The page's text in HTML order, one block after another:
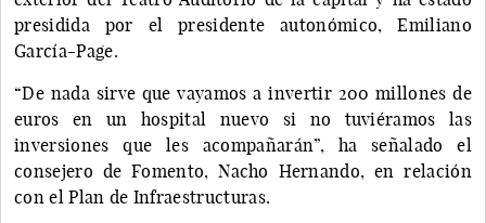
presidida por el presidente autonómico, Emiliano
García-Page.
“De nada sirve que vayamos a invertir 200 millones de
euros en un hospital nuevo si no tuviéramos las
inversiones que les acompañarán”, ha señalado el
consejero de Fomento, Nacho Hernando, en relación
con el Plan de Infraestructuras.